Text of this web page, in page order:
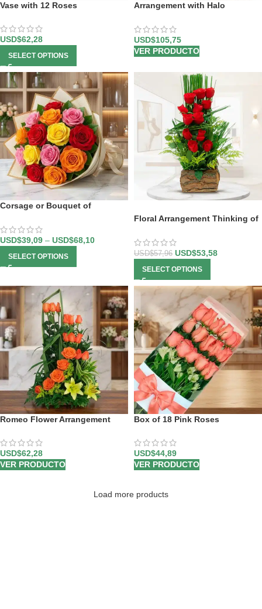
Vase with 12 Roses
USD$62,28
SELECT OPTIONS
Arrangement with Halo
USD$105,75
VER PRODUCTO
Corsage or Bouquet of
USD$39,09 – USD$68,10
SELECT OPTIONS
Floral Arrangement Thinking of
USD$57,96 USD$53,58
SELECT OPTIONS
Romeo Flower Arrangement
USD$62,28
VER PRODUCTO
Box of 18 Pink Roses
USD$44,89
VER PRODUCTO
Load more products